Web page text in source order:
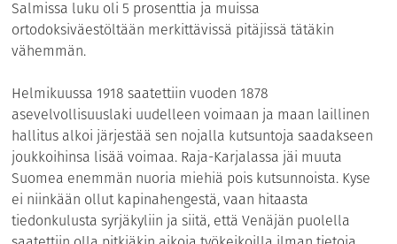
Salmissa luku oli 5 prosenttia ja muissa
ortodoksiväestöltään merkittävissä pitäjissä tätäkin
vähemmän.
Helmikuussa 1918 saatettiin vuoden 1878
asevelvollisuuslaki uudelleen voimaan ja maan laillinen
hallitus alkoi järjestää sen nojalla kutsuntoja saadakseen
joukkoihinsa lisää voimaa. Raja-Karjalassa jäi muuta
Suomea enemmän nuoria miehiä pois kutsunnoista. Kyse
ei niinkään ollut kapinahengestä, vaan hitaasta
tiedonkulusta syrjäkyliin ja siitä, että Venäjän puolella